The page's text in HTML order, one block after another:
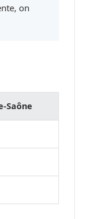
on
Saône